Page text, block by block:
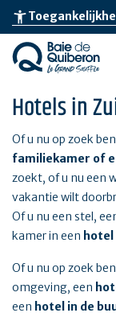
Skip
main
content
accessibility_new
Hotels in
Of u nu op zoek
familiekamer of
zoekt, of u nu een
vakantie wilt
Of u nu een stel,
kamer in een hotel
Of u nu op zoek
omgeving, een
een hotel in de